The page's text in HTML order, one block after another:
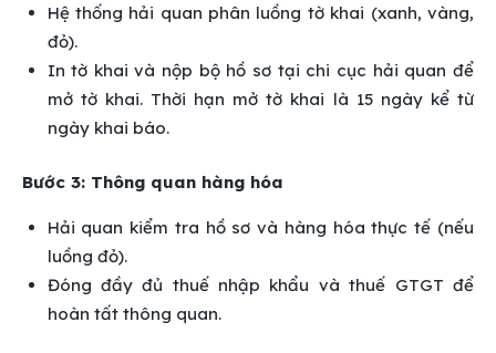
Hệ thống hải quan phân luồng tờ khai (xanh, vàng,
đỏ).
In tờ khai và nộp bộ hồ sơ tại chi cục hải quan để
mở tờ khai. Thời hạn mở tờ khai là 15 ngày kể từ
ngày khai báo.
Bước 3: Thông quan hàng hóa
Hải quan kiểm tra hồ sơ và hàng hóa thực tế (nếu
luồng đỏ).
Đóng đầy đủ thuế nhập khẩu và thuế GTGT để
hoàn tất thông quan.